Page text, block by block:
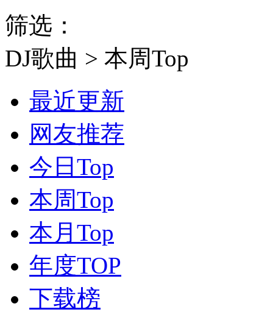
筛选：
DJ歌曲 > 本周Top
最近更新
网友推荐
今日Top
本周Top
本月Top
年度TOP
下载榜